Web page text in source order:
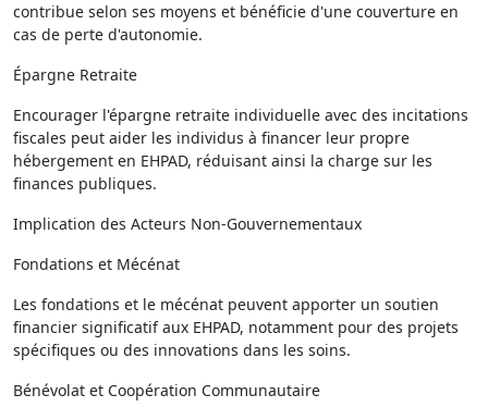
contribue selon ses moyens et bénéficie d'une couverture en
cas de perte d'autonomie.
Épargne Retraite
Encourager l'épargne retraite individuelle avec des incitations
fiscales peut aider les individus à financer leur propre
hébergement en EHPAD, réduisant ainsi la charge sur les
finances publiques.
Implication des Acteurs Non-Gouvernementaux
Fondations et Mécénat
Les fondations et le mécénat peuvent apporter un soutien
financier significatif aux EHPAD, notamment pour des projets
spécifiques ou des innovations dans les soins.
Bénévolat et Coopération Communautaire